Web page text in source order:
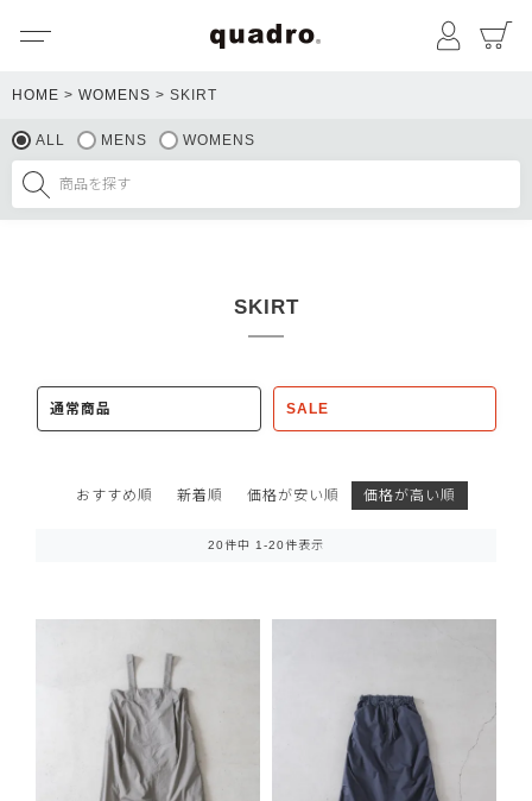
マイペ
HOME WOMENS SKIRT
ALL MENS WOMENS
SKIRT
通常商品 SALE
おすすめ順 新着順 価格が安い順 価格が高い順
20件中 1 -20件表示